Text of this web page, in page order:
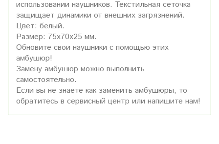
использовании наушников. Текстильная сеточка
защищает динамики от внешних загрязнений.
Цвет: белый.
Размер: 75х70х25 мм.
Обновите свои наушники с помощью этих
амбушюр!
Замену амбушюр можно выполнить
самостоятельно.
Если вы не знаете как заменить амбушюры, то
обратитесь в сервисный центр или напишите нам!